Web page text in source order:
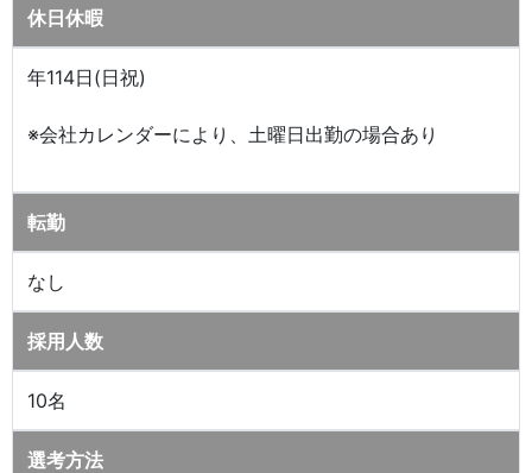
休日休暇
年114日(日祝)
※会社カレンダーにより、土曜日出勤の場合あり
転勤
なし
採用人数
10名
選考方法